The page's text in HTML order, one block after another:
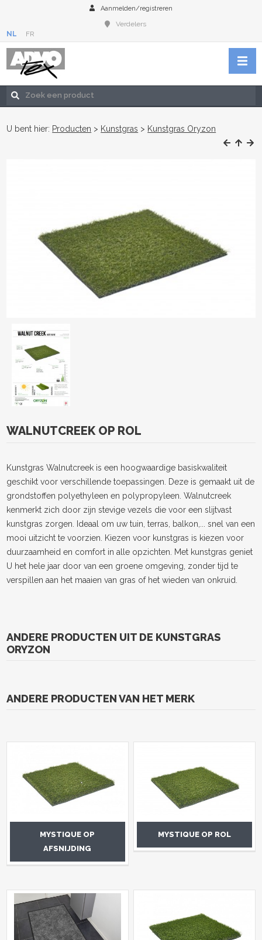
Aanmelden/registreren
Verdelers
NL
FR
U bent hier: Producten > Kunstgras > Kunstgras Oryzon
WALNUTCREEK OP ROL
Kunstgras Walnutcreek is een hoogwaardige basiskwaliteit
geschikt voor verschillende toepassingen. Deze is gemaakt uit de
grondstoffen polyethyleen en polypropyleen. Walnutcreek
kenmerkt zich door zijn stevige vezels die voor een slijtvast
kunstgras zorgen. Ideaal om uw tuin, terras, balkon,... snel van een
mooi uitzicht te voorzien. Kiezen voor kunstgras is kiezen voor
duurzaamheid en comfort in alle opzichten. Met kunstgras geniet
U het hele jaar door van een groene omgeving, zonder tijd te
verspillen aan het maaien van gras of het wieden van onkruid.
ANDERE PRODUCTEN UIT DE KUNSTGRAS
ORYZON
ANDERE PRODUCTEN VAN HET MERK
MYSTIQUE OP
AFSNIJDING
MYSTIQUE OP ROL